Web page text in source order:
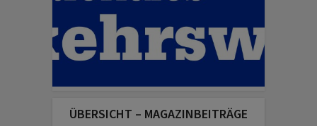
ÜBERSICHT – MAGAZINBEITRÄGE